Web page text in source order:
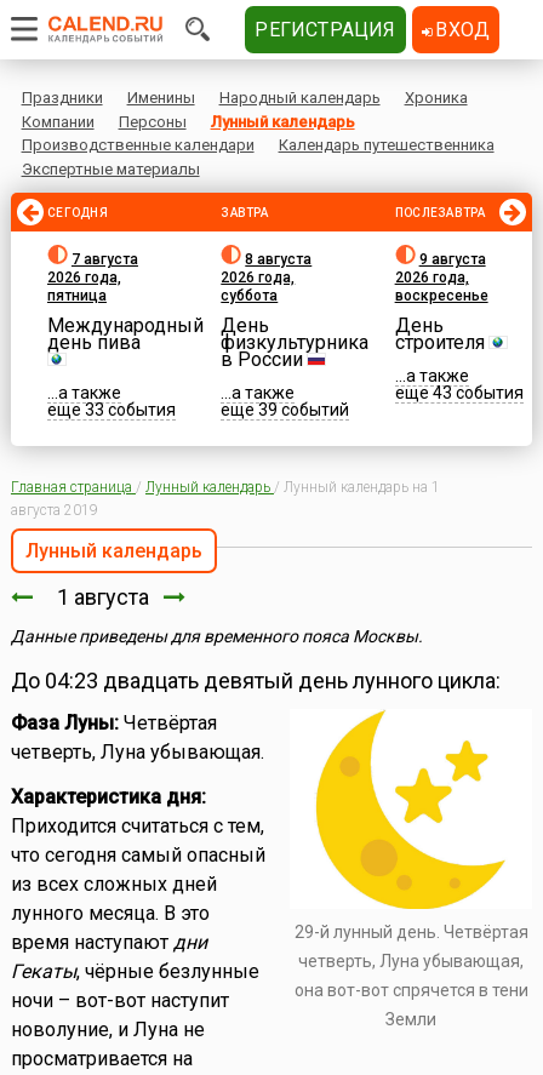
Праздники Именины Народный календарь
Хроника
Компании
Персоны
Лунный календарь
Производственные календари
Календарь путешественника
Экспертные материалы
СЕГОДНЯ
7 августа
2026 года,
пятница
Международный
день пива
...а также
еще 33 события
ЗАВТРА
8 августа
2026 года,
суббота
День
физкультурника
в России
...а также
еще 39 событий
ПОСЛЕЗАВТРА
9 августа
2026 года,
воскресенье
День
строителя
...а также
еще 43 события
Главная страница / Лунный календарь / Лунный календарь на 1
августа 2019
Лунный календарь
1 августа
Данные приведены для временного пояса Москвы.
До 04:23 двадцать девятый день лунного цикла:
29-й лунный день. Четвёртая
четверть, Луна убывающая,
она вот-вот спрячется в тени
Земли
Фаза Луны:Четвёртая
четверть, Луна убывающая.
Характеристика дня:
Приходится считаться с тем,
что сегодня самый опасный
из всех сложных дней
лунного месяца. В это
время наступают дни
Гекаты, чёрные безлунные
ночи – вот-вот наступит
новолуние, и Луна не
просматривается на
РЕГИСТРАЦИЯ ВХОД